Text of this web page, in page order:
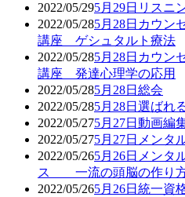
2022/05/295月29日リスニ
2022/05/285月28日カウン
講座 ゲシュタルト療法
2022/05/285月28日カウン
講座 発達心理学の応用
2022/05/285月28日総会
2022/05/285月28日選ばれ
2022/05/275月27日動画編
2022/05/275月27日メンタ
2022/05/265月26日メンタ
ス 一流の頭脳の作り方
2022/05/265月26日統一資